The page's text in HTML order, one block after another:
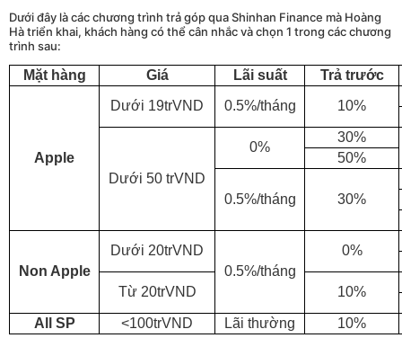
Dưới đây là các chương trình trả góp qua Shinhan Finance mà Hoàng
Hà triển khai, khách hàng có thể cân nhắc và chọn 1 trong các chương
trình sau:
Mặt hàng Giá Lãi suất Trả trước
Apple
Dưới 19trVND 0.5%/tháng 10%
Dưới 50 trVND
0%
30%
50%
0.5%/tháng 30%
Non Apple
Dưới 20trVND
0.5%/tháng
0%
Từ 20trVND 10%
All SP <100trVND Lãi thường 10%